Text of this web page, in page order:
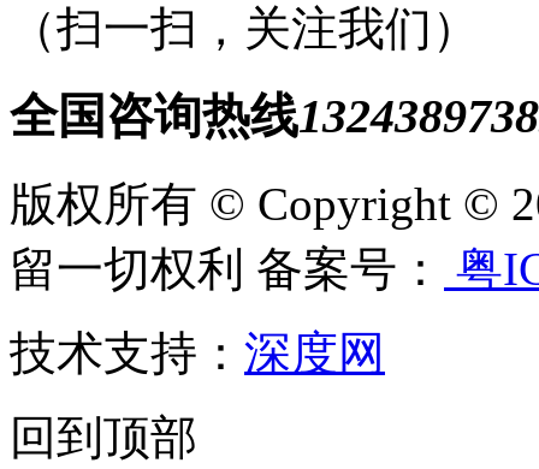
（扫一扫，关注我们）
全国咨询热线
版权所有 © Copyright ©
留一切权利 备案号：
粤
技术支持： 深度网
回到顶部